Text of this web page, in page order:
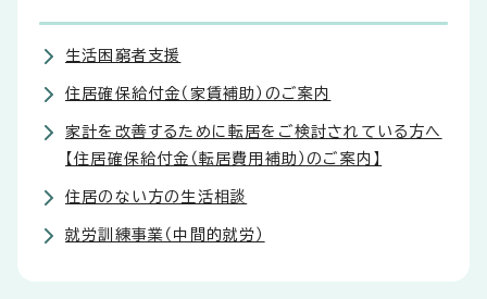
生活困窮者支援
住居確保給付金（家賃補助）のご案内
家計を改善するために転居をご検討されている方へ
【住居確保給付金（転居費用補助）のご案内】
住居のない方の生活相談
就労訓練事業（中間的就労）